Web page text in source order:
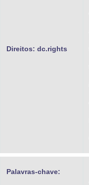
Direitos: dc.rights
Palavras-chave: